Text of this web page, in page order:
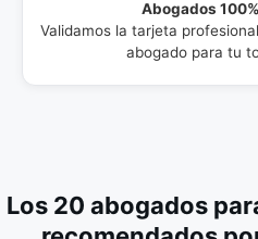
Abogados
Validamos la tarjeta
abogado para tu
Los 20 abogados